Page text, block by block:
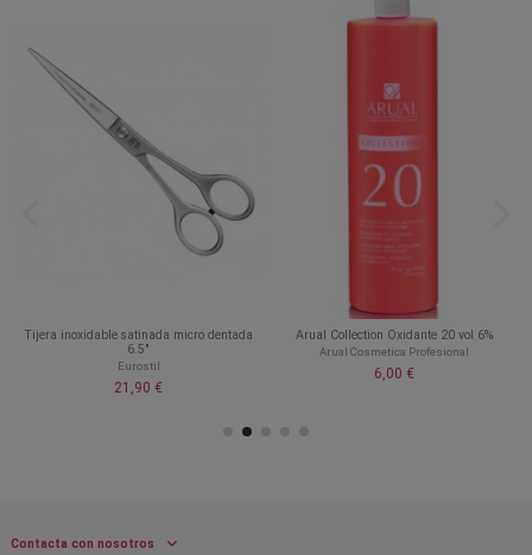
Tijera inoxidable satinada micro dentada
6.5"
Eurostil
21,90 €
Arual Collection Oxidante 20 vol 6%
Arual Cosmetica Profesional
6,00 €
Contacta con nosotros